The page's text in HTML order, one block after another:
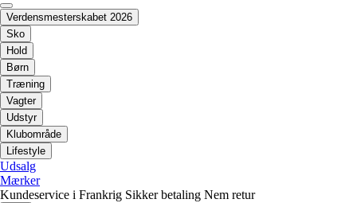
Verdensmesterskabet 2026
Sko
Hold
Børn
Træning
Vagter
Udstyr
Klubområde
Lifestyle
Udsalg
Mærker
Kundeservice i Frankrig Sikker betaling Nem retur